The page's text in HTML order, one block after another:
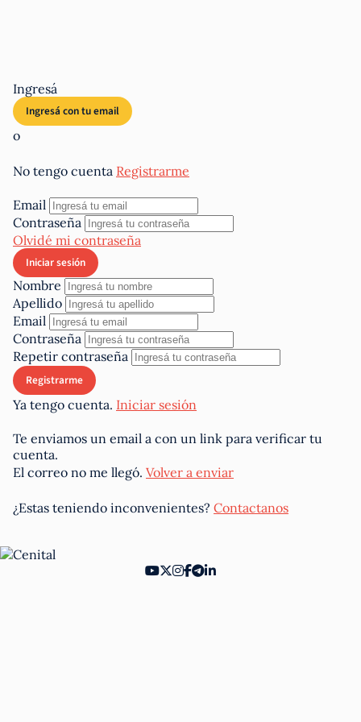
Ingresá
o
No tengo cuenta Registrarme
Email
Contraseña
Olvidé mi contraseña
Nombre
Apellido
Email
Contraseña
Repetir contraseña
Ya tengo cuenta. Iniciar sesión
Te enviamos un email a con un link para verificar tu
cuenta.
El correo no me llegó. Volver a enviar
¿Estas teniendo inconvenientes? Contactanos